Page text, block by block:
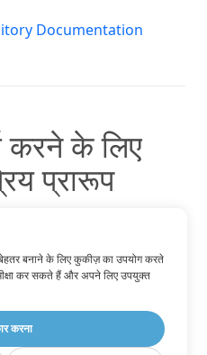
Documentation
करने के लिए
प्रारूप
उपयोग कर सकते हैं:
बनाने के लिए कुकीज़ का उपयोग करते
कर सकते हैं और अपने लिए उपयुक्त
करना